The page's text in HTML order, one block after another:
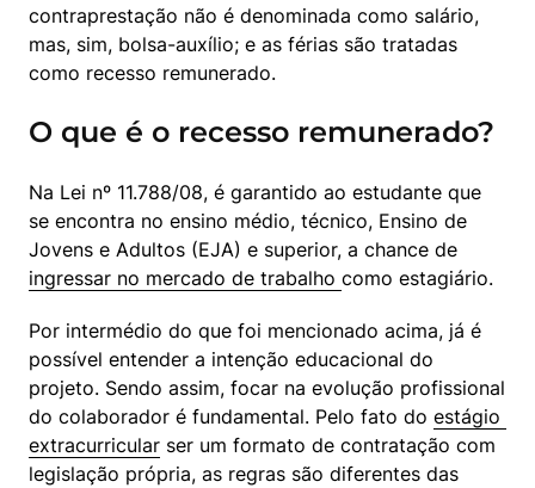
contraprestação não é denominada como salário,
mas, sim, bolsa-auxílio; e as férias são tratadas
como recesso remunerado.
O que é o recesso remunerado?
Na Lei nº 11.788/08, é garantido ao estudante que
se encontra no ensino médio, técnico, Ensino de
ingressar no mercado de trabalho como estagiário.
Por intermédio do que foi mencionado acima, já é
possível entender a intenção educacional do
projeto. Sendo assim, focar na evolução profissional
do colaborador é fundamental. Pelo fato do estágio
extracurricular ser um formato de contratação com
legislação própria, as regras são diferentes das